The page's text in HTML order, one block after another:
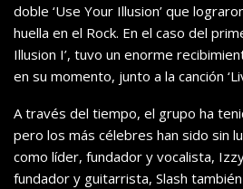
doble ‘Use Your Illusion’ que
huella en el Rock. En el caso del
Illusion I’, tuvo un enorme
en su momento, junto a la canción
A través del tiempo, el grupo ha
pero los más célebres han sido sin
como líder, fundador y vocalista,
fundador y guitarrista, Slash